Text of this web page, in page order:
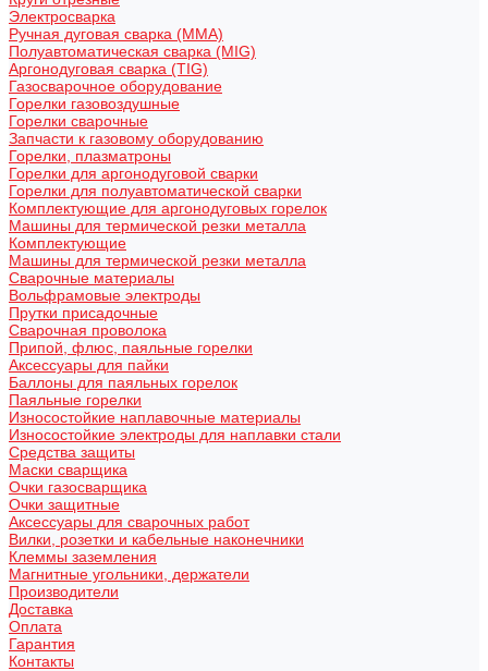
Электросварка
Ручная дуговая сварка (MMA)
Полуавтоматическая сварка (MIG)
Аргонодуговая сварка (TIG)
Газосварочное оборудование
Горелки газовоздушные
Горелки сварочные
Запчасти к газовому оборудованию
Горелки, плазматроны
Горелки для аргонодуговой сварки
Горелки для полуавтоматической сварки
Комплектующие для аргонодуговых горелок
Машины для термической резки металла
Комплектующие
Машины для термической резки металла
Сварочные материалы
Вольфрамовые электроды
Прутки присадочные
Сварочная проволока
Припой, флюс, паяльные горелки
Аксессуары для пайки
Баллоны для паяльных горелок
Паяльные горелки
Износостойкие наплавочные материалы
Износостойкие электроды для наплавки стали
Средства защиты
Маски сварщика
Очки газосварщика
Очки защитные
Аксессуары для сварочных работ
Вилки, розетки и кабельные наконечники
Клеммы заземления
Магнитные угольники, держатели
Производители
Доставка
Оплата
Гарантия
Контакты